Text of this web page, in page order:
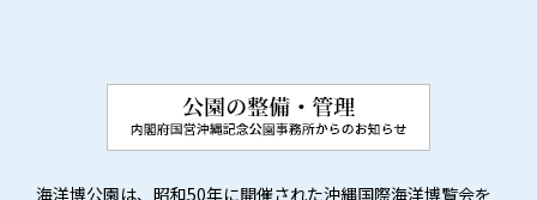
海洋博公園は、昭和50年に開催された沖縄国際海洋博覧会を